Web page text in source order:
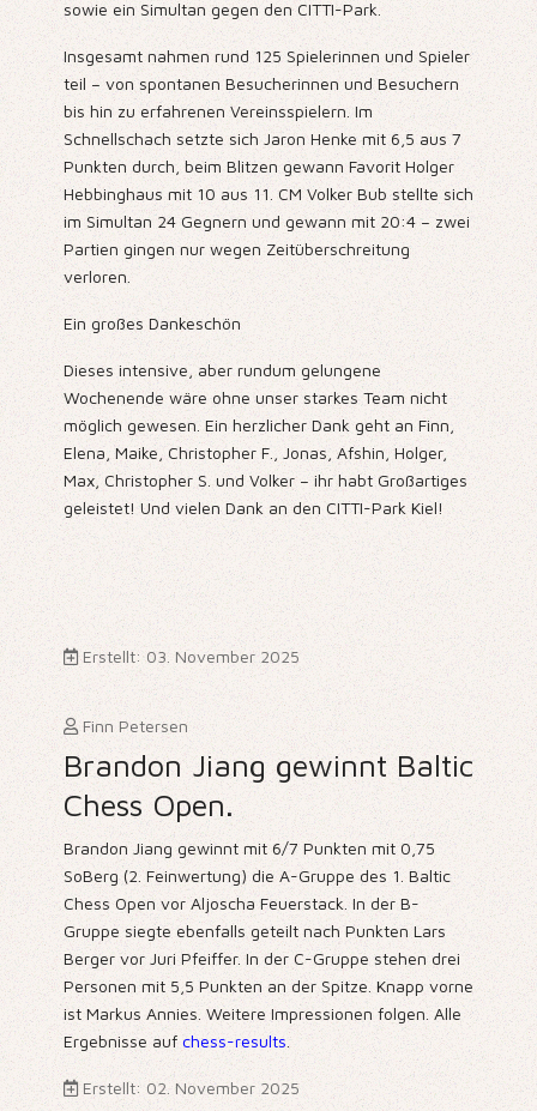
sowie ein Simultan gegen den CITTI-Park.
Insgesamt nahmen rund 125 Spielerinnen und Spieler
teil – von spontanen Besucherinnen und Besuchern
bis hin zu erfahrenen Vereinsspielern. Im
Schnellschach setzte sich Jaron Henke mit 6,5 aus 7
Punkten durch, beim Blitzen gewann Favorit Holger
Hebbinghaus mit 10 aus 11. CM Volker Bub stellte sich
im Simultan 24 Gegnern und gewann mit 20:4 – zwei
Partien gingen nur wegen Zeitüberschreitung
verloren.
Ein großes Dankeschön
Dieses intensive, aber rundum gelungene
Wochenende wäre ohne unser starkes Team nicht
möglich gewesen. Ein herzlicher Dank geht an Finn,
Elena, Maike, Christopher F., Jonas, Afshin, Holger,
Max, Christopher S. und Volker – ihr habt Großartiges
geleistet! Und vielen Dank an den CITTI-Park Kiel!
Erstellt: 03. November 2025
Finn Petersen
Brandon Jiang gewinnt Baltic
Chess Open.
Brandon Jiang gewinnt mit 6/7 Punkten mit 0,75
SoBerg (2. Feinwertung) die A-Gruppe des 1. Baltic
Chess Open vor Aljoscha Feuerstack. In der B-
Gruppe siegte ebenfalls geteilt nach Punkten Lars
Berger vor Juri Pfeiffer. In der C-Gruppe stehen drei
Personen mit 5,5 Punkten an der Spitze. Knapp vorne
ist Markus Annies. Weitere Impressionen folgen. Alle
Ergebnisse auf chess-results.
Erstellt: 02. November 2025